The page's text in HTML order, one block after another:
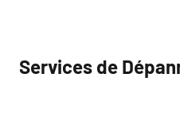
Services de